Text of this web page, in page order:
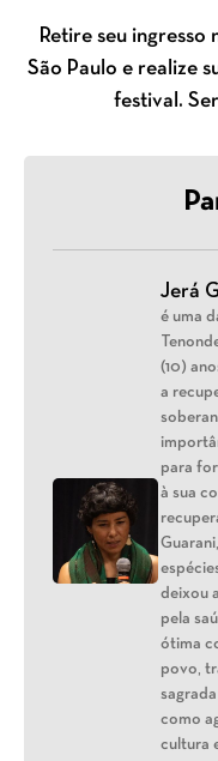
Retire seu
São Paulo e realize
festival.
Jerá
é uma
(10)
a
para
à sua
deixou
pela
ótima
povo,
como
cultura